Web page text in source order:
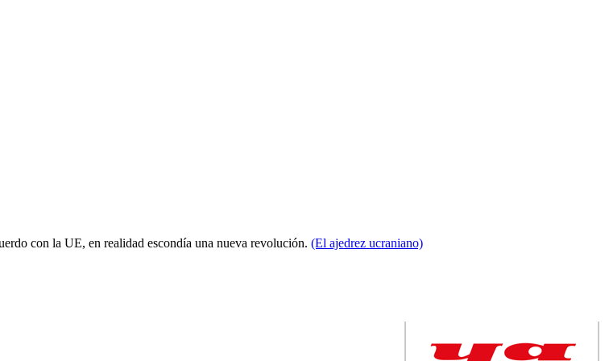
con la UE, en realidad escondía una nueva revolución. (El ajedrez ucraniano)